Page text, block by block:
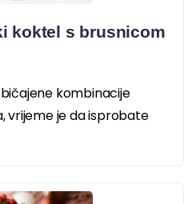
koktel s brusnicom
kombinacije
vrijeme je da isprobate